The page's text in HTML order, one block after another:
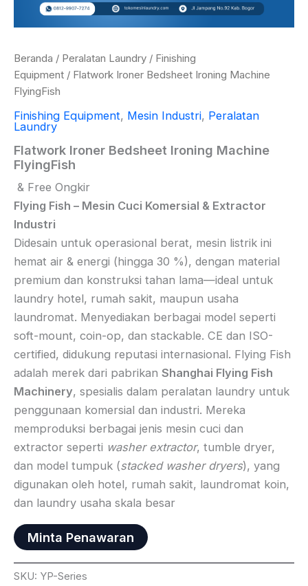
Beranda / Peralatan Laundry / Finishing
Equipment / Flatwork Ironer Bedsheet Ironing Machine
FlyingFish
Finishing Equipment, Mesin Industri, Peralatan
Laundry
Flatwork Ironer Bedsheet Ironing Machine
FlyingFish
& Free Ongkir
Flying Fish – Mesin Cuci Komersial & Extractor
Industri
Didesain untuk operasional berat, mesin listrik ini
hemat air & energi (hingga 30 %), dengan material
premium dan konstruksi tahan lama—ideal untuk
laundry hotel, rumah sakit, maupun usaha
laundromat. Menyediakan berbagai model seperti
soft-mount, coin-op, dan stackable. CE dan ISO-
certified, didukung reputasi internasional. Flying Fish
adalah merek dari pabrikan Shanghai Flying Fish
Machinery, spesialis dalam peralatan laundry untuk
penggunaan komersial dan industri. Mereka
memproduksi berbagai jenis mesin cuci dan
extractor seperti washer extractor, tumble dryer,
dan model tumpuk (stacked washer dryers), yang
digunakan oleh hotel, rumah sakit, laundromat koin,
dan laundry usaha skala besar
Minta Penawaran
SKU: YP-Series